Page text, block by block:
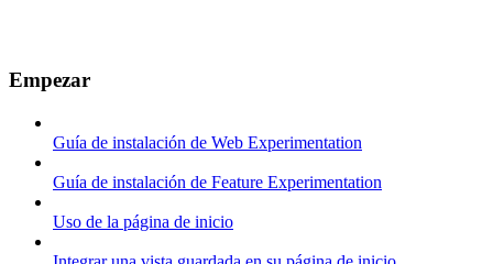
Empezar
Guía de instalación de Web Experimentation
Guía de instalación de Feature Experimentation
Uso de la página de inicio